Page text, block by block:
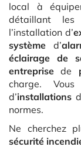
local à
détaillant les
l’installation d’
système d’
éclairage de
entreprise de
charge.
d’installations
normes.
Ne cherchez
sécurité